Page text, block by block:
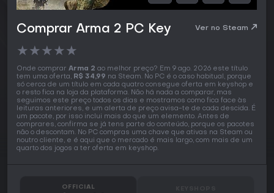
Comprar Arma 2 PC Key Ver no Steam
★★★★★
Onde comprar Arma 2 ao melhor preço? Em 9 ago. 2026 este título
tem uma oferta, R$ 34,99 na Steam. No PC é o caso habitual, porque
só cerca de um título em cada quatro consegue oferta em keyshop e
o resto fica na loja da plataforma. Não há nada a comparar, mas
seguimos este preço todos os dias e mostramos como fica face às
leituras anteriores, e um alerta de preço avisa-te de cada descida. É
um pacote, por isso inclui mais do que um elemento. Antes de
comprares, confirma se já tens parte do conteúdo, porque os pacotes
não o descontam. No PC compras uma chave que ativas na Steam ou
noutro cliente, e é aqui que o mercado é mais largo, com mais de um
quarto dos jogos a ter oferta em keyshop.
OFFICIAL